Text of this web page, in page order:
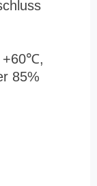
+60℃,
85%